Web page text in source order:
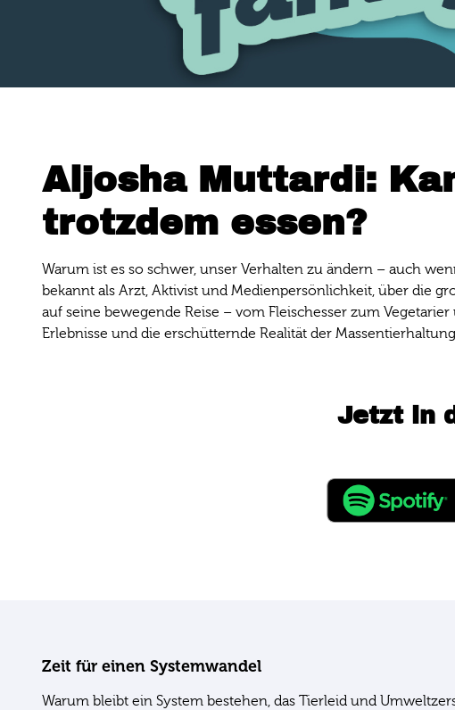
Aljosha Muttardi:
trotzdem essen?
Warum ist es so schwer, unser Verhalten zu ändern – auch
bekannt als Arzt, Aktivist und Medienpersönlichkeit, über die
auf seine bewegende Reise – vom Fleischesser zum
Erlebnisse und die erschütternde Realität der
Jetzt in
Zeit für einen Systemwandel
Warum bleibt ein System bestehen, das Tierleid und